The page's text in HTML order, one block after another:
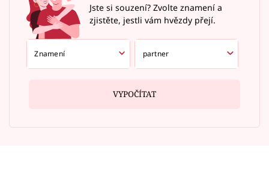
Jste si souzení? Zvolte znamení a
zjistěte, jestli vám hvězdy přejí.
VYPOČÍTAT